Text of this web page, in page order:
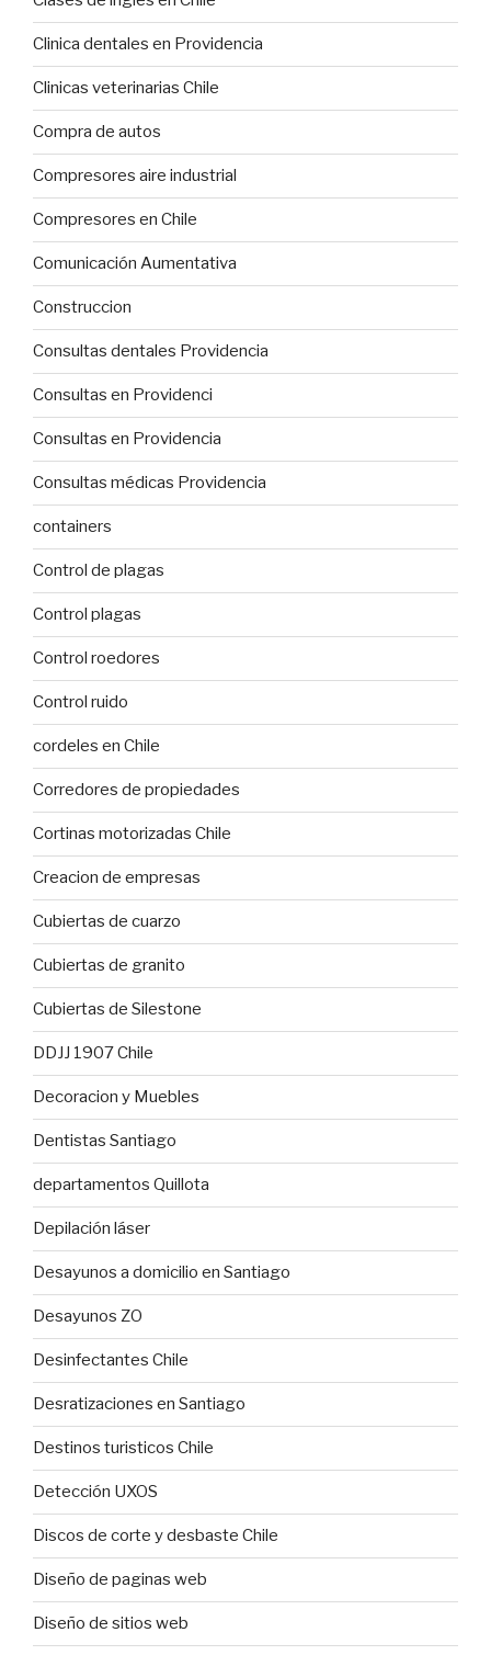
Clinica dentales en Providencia
Clinicas veterinarias Chile
Compra de autos
Compresores aire industrial
Compresores en Chile
Comunicación Aumentativa
Construccion
Consultas dentales Providencia
Consultas en Providenci
Consultas en Providencia
Consultas médicas Providencia
containers
Control de plagas
Control plagas
Control roedores
Control ruido
cordeles en Chile
Corredores de propiedades
Cortinas motorizadas Chile
Creacion de empresas
Cubiertas de cuarzo
Cubiertas de granito
Cubiertas de Silestone
DDJJ 1907 Chile
Decoracion y Muebles
Dentistas Santiago
departamentos Quillota
Depilación láser
Desayunos a domicilio en Santiago
Desayunos ZO
Desinfectantes Chile
Desratizaciones en Santiago
Destinos turisticos Chile
Detección UXOS
Discos de corte y desbaste Chile
Diseño de paginas web
Diseño de sitios web